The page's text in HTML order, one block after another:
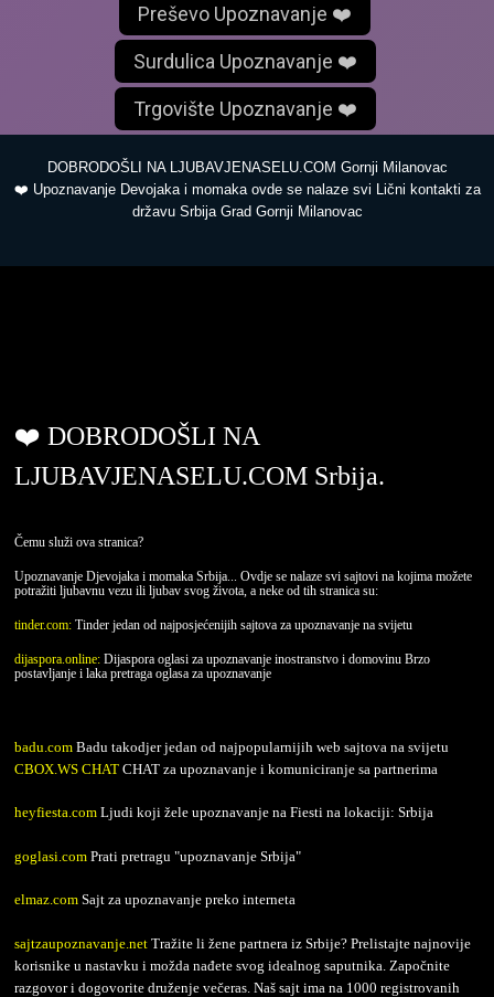
Preševo Upoznavanje ❤️
Surdulica Upoznavanje ❤️
Trgovište Upoznavanje ❤️
DOBRODOŠLI NA LJUBAVJENASELU.COM Gornji Milanovac
❤️ Upoznavanje Devojaka i momaka ovde se nalaze svi Lični kontakti za
državu Srbija Grad Gornji Milanovac
❤️ DOBRODOŠLI NA
LJUBAVJENASELU.COM Srbija.
Čemu služi ova stranica?
Upoznavanje Djevojaka i momaka Srbija... Ovdje se nalaze svi sajtovi na kojima možete
potražiti ljubavnu vezu ili ljubav svog života, a neke od tih stranica su:
tinder.com: Tinder jedan od najposjećenijih sajtova za upoznavanje na svijetu
dijaspora.online: Dijaspora oglasi za upoznavanje inostranstvo i domovinu Brzo
postavljanje i laka pretraga oglasa za upoznavanje
badu.com Badu takodjer jedan od najpopularnijih web sajtova na svijetu
CBOX.WS CHAT CHAT za upoznavanje i komuniciranje sa partnerima
heyfiesta.com Ljudi koji žele upoznavanje na Fiesti na lokaciji: Srbija
goglasi.com Prati pretragu "upoznavanje Srbija"
elmaz.com Sajt za upoznavanje preko interneta
sajtzaupoznavanje.net Tražite li žene partnera iz Srbije? Prelistajte najnovije
korisnike u nastavku i možda nađete svog idealnog saputnika. Započnite
razgovor i dogovorite druženje večeras. Naš sajt ima na 1000 registrovanih